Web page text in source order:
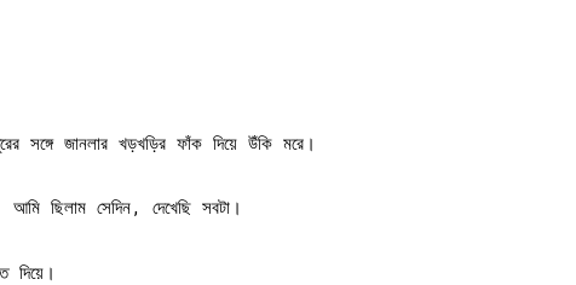
সঙ্গে জানলার খড়খড়ির ফাঁক দিয়ে উঁকি মরে।
আমি ছিলাম সেদিন, দেখেছি সবটা।
দিয়ে।